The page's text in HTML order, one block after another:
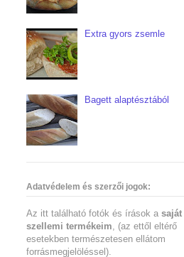
Extra gyors zsemle
Bagett alaptésztából
Adatvédelem és szerzői jogok:
Az itt található fotók és írások a saját
szellemi termékeim , (az ettől eltérő
esetekben természetesen ellátom
forrásmegjelöléssel).